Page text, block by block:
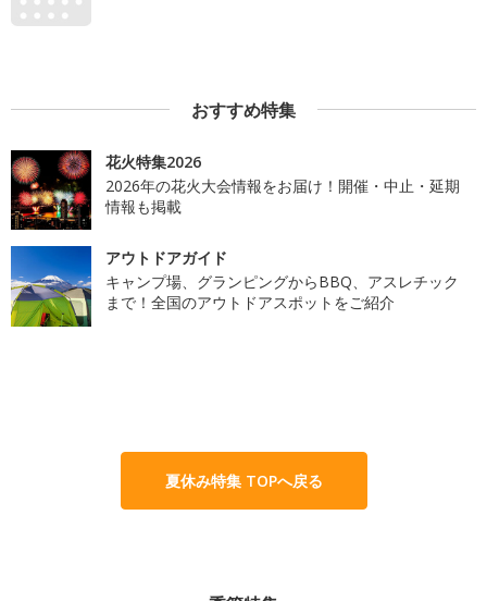
おすすめ特集
花火特集2026
2026年の花火大会情報をお届け！開催・中止・延期
情報も掲載
アウトドアガイド
キャンプ場、グランピングからBBQ、アスレチック
まで！全国のアウトドアスポットをご紹介
夏休み特集 TOPへ戻る